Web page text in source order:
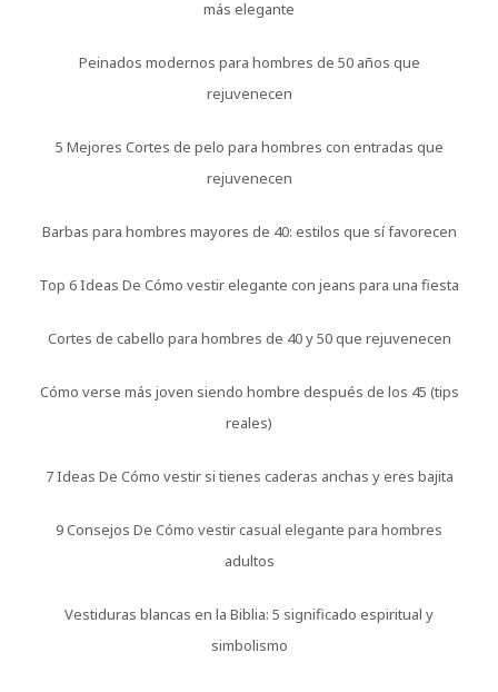
más elegante
Peinados modernos para hombres de 50 años que
rejuvenecen
5 Mejores Cortes de pelo para hombres con entradas que
rejuvenecen
Barbas para hombres mayores de 40: estilos que sí favorecen
Top 6 Ideas De Cómo vestir elegante con jeans para una fiesta
Cortes de cabello para hombres de 40 y 50 que rejuvenecen
Cómo verse más joven siendo hombre después de los 45 (tips
reales)
7 Ideas De Cómo vestir si tienes caderas anchas y eres bajita
9 Consejos De Cómo vestir casual elegante para hombres
adultos
Vestiduras blancas en la Biblia: 5 significado espiritual y
simbolismo